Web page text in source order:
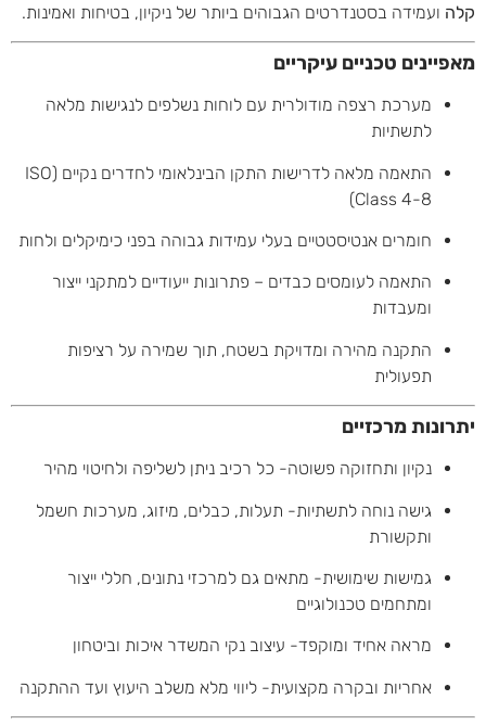
קלה ועמידה בסטנדרטים הגבוהים ביותר של ניקיון, בטיחות ואמינות.
מאפיינים טכניים עיקריים
מערכת רצפה מודולרית עם לוחות נשלפים לנגישות מלאה
לתשתיות
התאמה מלאה לדרישות התקן הבינלאומי לחדרים נקיים (ISO
Class 4-8)
חומרים אנטיסטטיים בעלי עמידות גבוהה בפני כימיקלים ולחות
התאמה לעומסים כבדים – פתרונות ייעודיים למתקני ייצור
ומעבדות
התקנה מהירה ומדויקת בשטח, תוך שמירה על רציפות
תפעולית
יתרונות מרכזיים
נקיון ותחזוקה פשוטה- כל רכיב ניתן לשליפה ולחיטוי מהיר
גישה נוחה לתשתיות- תעלות, כבלים, מיזוג, מערכות חשמל
ותקשורת
גמישות שימושית- מתאים גם למרכזי נתונים, חללי ייצור
ומתחמים טכנולוגיים
מראה אחיד ומוקפד- עיצוב נקי המשדר איכות וביטחון
אחריות ובקרה מקצועית- ליווי מלא משלב היעוץ ועד ההתקנה